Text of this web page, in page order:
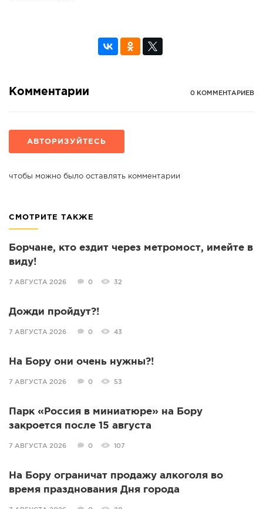
Комментарии 0 КОММЕНТАРИЕВ
АВТОРИЗУЙТЕСЬ
чтобы можно было оставлять комментарии
СМОТРИТЕ ТАКЖЕ
Борчане, кто ездит через метромост, имейте в
виду!
7 АВГУСТА 2026 0 32
Дожди пройдут?!
7 АВГУСТА 2026 0 43
На Бору они очень нужны?!
7 АВГУСТА 2026 0 53
Парк «Россия в миниатюре» на Бору
закроется после 15 августа
7 АВГУСТА 2026 0 107
На Бору ограничат продажу алкоголя во
время празднования Дня города